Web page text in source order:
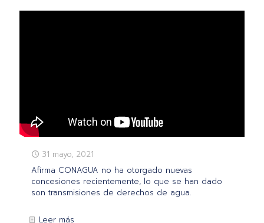
31 mayo, 2021
Afirma CONAGUA no ha otorgado nuevas
concesiones recientemente, lo que se han dado
son transmisiones de derechos de agua.
Leer más